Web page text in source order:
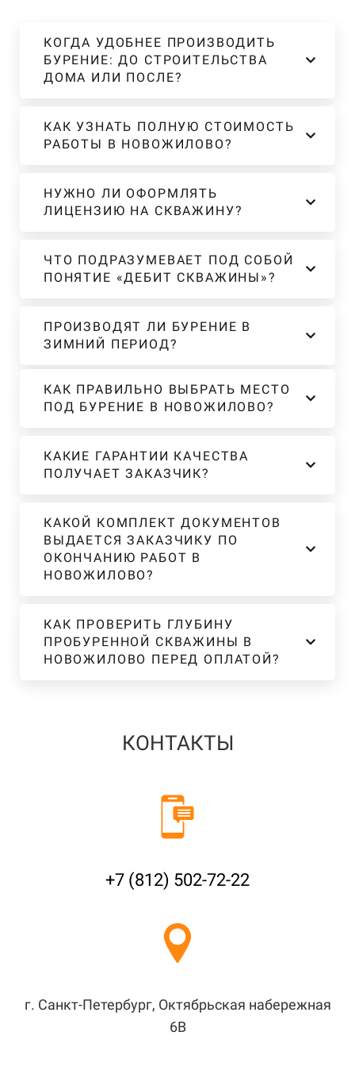
КОГДА УДОБНЕЕ ПРОИЗВОДИТЬ
БУРЕНИЕ: ДО СТРОИТЕЛЬСТВА
ДОМА ИЛИ ПОСЛЕ?
КАК УЗНАТЬ ПОЛНУЮ СТОИМОСТЬ
РАБОТЫ В НОВОЖИЛОВО?
НУЖНО ЛИ ОФОРМЛЯТЬ
ЛИЦЕНЗИЮ НА СКВАЖИНУ?
ЧТО ПОДРАЗУМЕВАЕТ ПОД СОБОЙ
ПОНЯТИЕ «ДЕБИТ СКВАЖИНЫ»?
ПРОИЗВОДЯТ ЛИ БУРЕНИЕ В
ЗИМНИЙ ПЕРИОД?
КАК ПРАВИЛЬНО ВЫБРАТЬ МЕСТО
ПОД БУРЕНИЕ В НОВОЖИЛОВО?
КАКИЕ ГАРАНТИИ КАЧЕСТВА
ПОЛУЧАЕТ ЗАКАЗЧИК?
КАКОЙ КОМПЛЕКТ ДОКУМЕНТОВ
ВЫДАЕТСЯ ЗАКАЗЧИКУ ПО
ОКОНЧАНИЮ РАБОТ В
НОВОЖИЛОВО?
КАК ПРОВЕРИТЬ ГЛУБИНУ
ПРОБУРЕННОЙ СКВАЖИНЫ В
НОВОЖИЛОВО ПЕРЕД ОПЛАТОЙ?
КОНТАКТЫ
+7 (812) 502-72-22
г. Санкт-Петербург, Октябрьская набережная
6В